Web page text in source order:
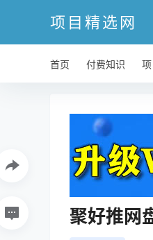
项目精选网
首页 付费知识
聚好推网